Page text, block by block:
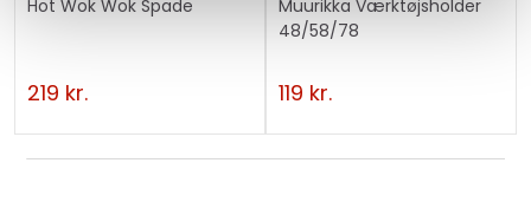
u
Hot Wok Wok Spade
219 kr.
Muurikka Værktøjsholder
48/58/78
119 kr.